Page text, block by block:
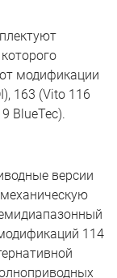
модификации
163 (Vito 116
BlueTec).
версии
114